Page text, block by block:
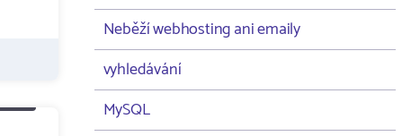
Neběží webhosting ani emaily
vyhledávání
MySQL